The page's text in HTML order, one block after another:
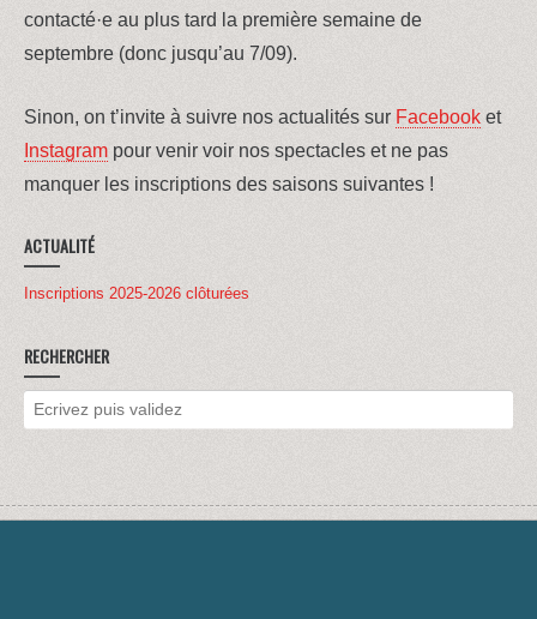
contacté·e au plus tard la première semaine de
septembre (donc jusqu’au 7/09).
Sinon, on t’invite à suivre nos actualités sur Facebook et
Instagram pour venir voir nos spectacles et ne pas
manquer les inscriptions des saisons suivantes !
ACTUALITÉ
Inscriptions 2025-2026 clôturées
RECHERCHER